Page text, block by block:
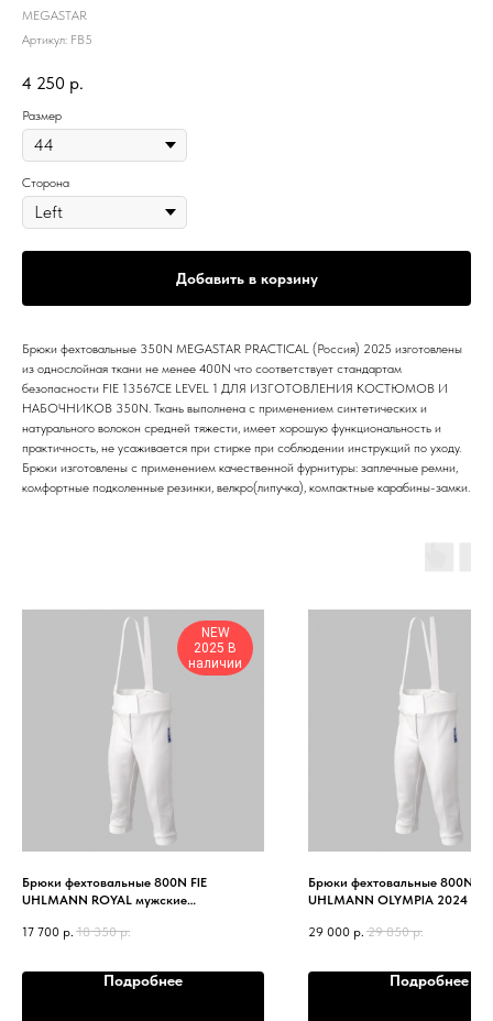
MEGASTAR
Артикул: FB5
4 250 р.
Размер
Сторона
Добавить в корзину
Брюки фехтовальные 350N MEGASTAR PRACTICAL (Россия) 2025 изготовлены
из однослойная ткани не менее 400N что соответствует стандартам
безопасности FIE 13567CE LEVEL 1 ДЛЯ ИЗГОТОВЛЕНИЯ КОСТЮМОВ И
НАБОЧНИКОВ 350N. Ткань выполнена с применением синтетических и
натурального волокон средней тяжести, имеет хорошую функциональность и
практичность, не усаживается при стирке при соблюдении инструкций по уходу.
Брюки изготовлены с применением качественной фурнитуры: заплечные ремни,
комфортные подколенные резинки, велкро(липучка), компактные карабины-замки.
NEW
2025 В
наличии
Брюки фехтовальные 800N FIE
UHLMANN ROYAL мужские
17 700 р. 18 350 р.
Подробнее
Брюки фехтовальные 800N FIE
UHLMANN OLYMPIA 2024
29 000 р. 29 850 р.
Подробнее